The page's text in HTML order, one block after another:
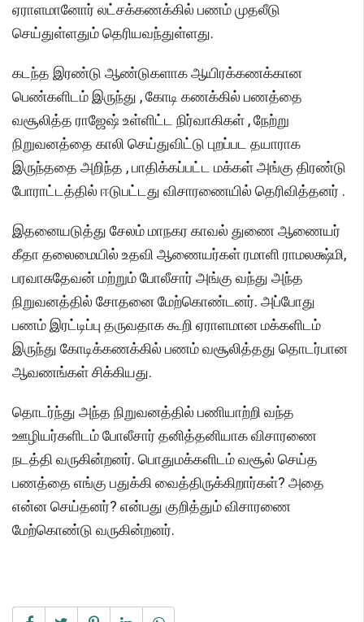
ஏராளமானோர் லட்சக்கணக்கில் பணம் முதலீடு
செய்துள்ளதும் தெரியவந்துள்ளது.
கடந்த இரண்டு ஆண்டுகளாக ஆயிரக்கணக்கான
பெண்களிடம் இருந்து , கோடி கணக்கில் பணத்தை
வசூலித்த ராஜேஷ் உள்ளிட்ட நிர்வாகிகள் , நேற்று
நிறுவனத்தை காலி செய்துவிட்டு புறப்பட தயாராக
இருந்ததை அறிந்த , பாதிக்கப்பட்ட மக்கள் அங்கு திரண்டு
போராட்டத்தில் ஈடுபட்டது விசாரணையில் தெரிவித்தனர் .
இதனையடுத்து சேலம் மாநகர காவல் துணை ஆணையர்
கீதா தலைமையில் உதவி ஆணையர்கள் ரமாளி ராமலக்ஷ்மி,
பரவாசுதேவன் மற்றும் போலீசார் அங்கு வந்து அந்த
நிறுவனத்தில் சோதனை மேற்கொண்டனர். அப்போது
பணம் இரட்டிப்பு தருவதாக கூறி ஏராளமான மக்களிடம்
இருந்து கோடிக்கணக்கில் பணம் வசூலித்தது தொடர்பான
ஆவணங்கள் சிக்கியது.
தொடர்ந்து அந்த நிறுவனத்தில் பணியாற்றி வந்த
ஊழியர்களிடம் போலீசார் தனித்தனியாக விசாரணை
நடத்தி வருகின்றனர். பொதுமக்களிடம் வசூல் செய்த
பணத்தை எங்கு பதுக்கி வைத்திருக்கிறார்கள்? அதை
என்ன செய்தனர்? என்பது குறித்தும் விசாரணை
மேற்கொண்டு வருகின்றனர்.